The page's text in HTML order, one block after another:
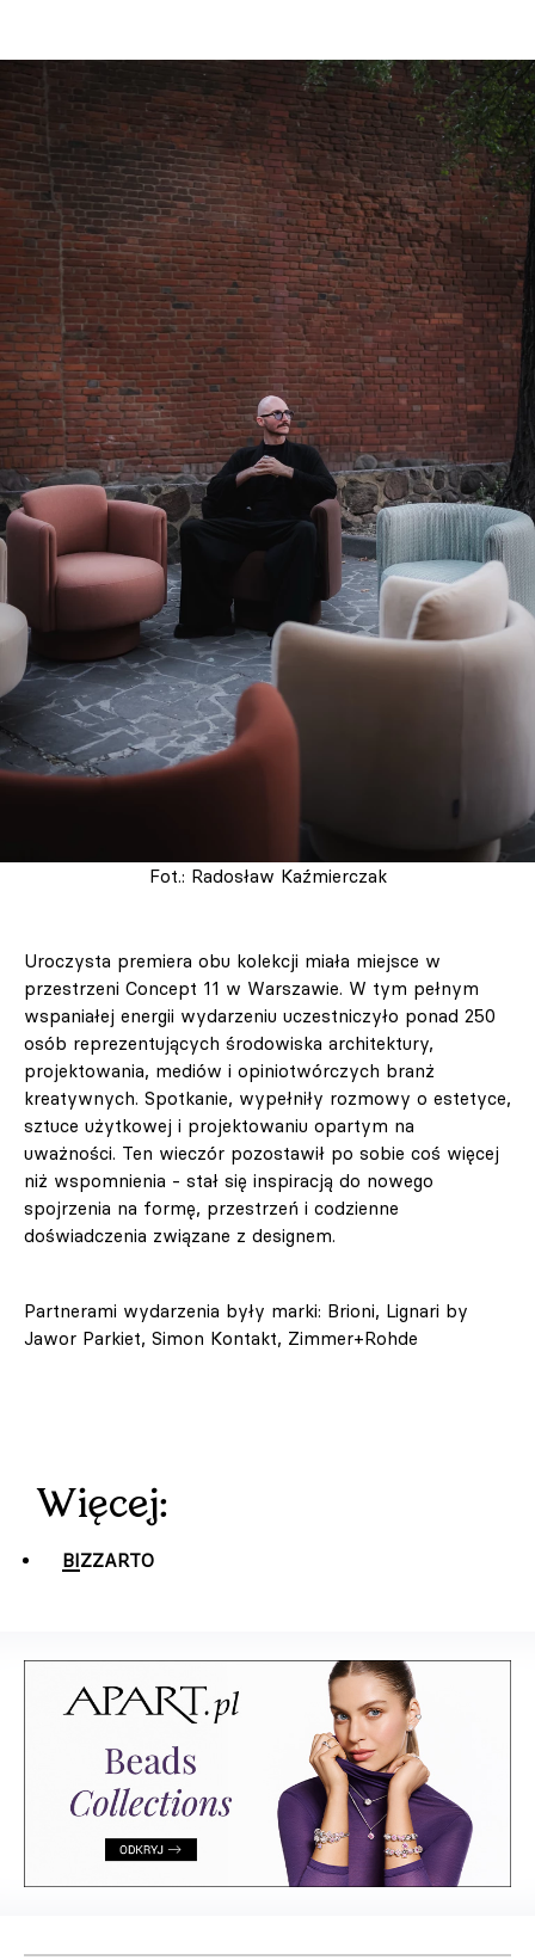
Fot.: Radosław Kaźmierczak
Uroczysta premiera obu kolekcji miała miejsce w
przestrzeni Concept 11 w Warszawie. W tym pełnym
wspaniałej energii wydarzeniu uczestniczyło ponad 250
osób reprezentujących środowiska architektury,
projektowania, mediów i opiniotwórczych branż
kreatywnych. Spotkanie, wypełniły rozmowy o estetyce,
sztuce użytkowej i projektowaniu opartym na
uważności. Ten wieczór pozostawił po sobie coś więcej
niż wspomnienia - stał się inspiracją do nowego
spojrzenia na formę, przestrzeń i codzienne
doświadczenia związane z designem.
Partnerami wydarzenia były marki: Brioni, Lignari by
Jawor Parkiet, Simon Kontakt, Zimmer+Rohde
Więcej:
BIZZARTO